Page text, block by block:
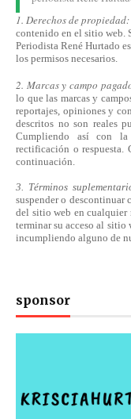
1. Derechos de propiedad:
contenido en el sitio web.
Periodista René Hurtado
los permisos necesarios.
2. Marcas y campo
lo que las marcas y
reportajes, opiniones y
descritos no son reales
Cumpliendo asícon la
rectificación o respuesta.
continuación.
3. Términos
suspender o
del sitio web en cualquier
terminar su acceso al sitio
incumpliendo alguno de
sponsor